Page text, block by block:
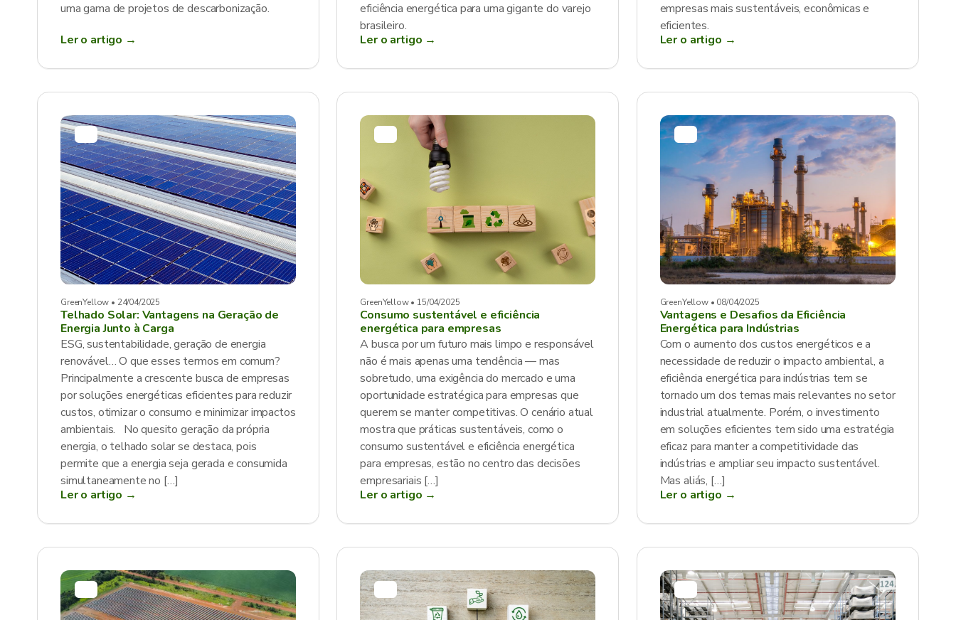
uma gama de projetos de descarbonização.
Ler o artigo →
eficiência energética para uma gigante do varejo
brasileiro.
Ler o artigo →
empresas mais sustentáveis, econômicas e
eficientes.
Ler o artigo →
GreenYellow • 24/04/2025
Telhado Solar: Vantagens na Geração de
Energia Junto à Carga
ESG, sustentabilidade, geração de energia
renovável… O que esses termos em comum?
Principalmente a crescente busca de empresas
por soluções energéticas eficientes para reduzir
custos, otimizar o consumo e minimizar impactos
ambientais. No quesito geração da própria
energia, o telhado solar se destaca, pois
permite que a energia seja gerada e consumida
simultaneamente no […]
Ler o artigo →
GreenYellow • 15/04/2025
Consumo sustentável e eficiência
energética para empresas
A busca por um futuro mais limpo e responsável
não é mais apenas uma tendência — mas
sobretudo, uma exigência do mercado e uma
oportunidade estratégica para empresas que
querem se manter competitivas. O cenário atual
mostra que práticas sustentáveis, como o
consumo sustentável e eficiência energética
para empresas, estão no centro das decisões
empresariais […]
Ler o artigo →
GreenYellow • 08/04/2025
Vantagens e Desafios da Eficiência
Energética para Indústrias
Com o aumento dos custos energéticos e a
necessidade de reduzir o impacto ambiental, a
eficiência energética para indústrias tem se
tornado um dos temas mais relevantes no setor
industrial atualmente. Porém, o investimento
em soluções eficientes tem sido uma estratégia
eficaz para manter a competitividade das
indústrias e ampliar seu impacto sustentável.
Mas aliás, […]
Ler o artigo →